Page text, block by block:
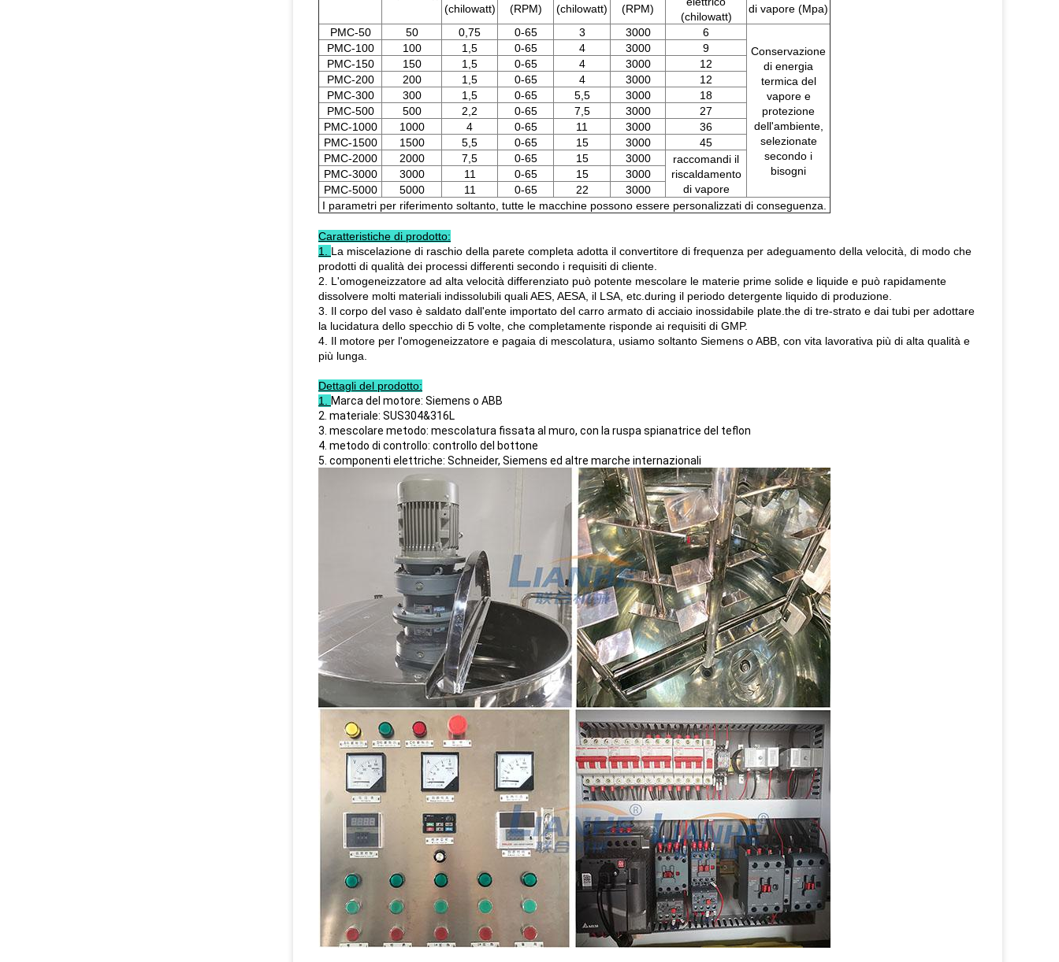
(chilowatt)
(RPM)
(chilowatt)
(RPM)
(chilowatt)
di vapore (Mpa)
PMC-50
50 0,75 0-65 3 3000
6
Conservazione
di energia
termica del
vapore e
protezione
dell'ambiente,
selezionate
secondo i
bisogni
PMC-100 100 1,5 0-65 4 3000
9
PMC-150
150 1,5 0-65 4 3000
12
PMC-200
200 1,5 0-65 4 3000
12
PMC-300
300 1,5 0-65 5,5 3000
18
PMC-500
500 2,2 0-65 7,5 3000
27
PMC-1000
1000 4 0-65 11 3000
36
PMC-1500
1500 5,5 0-65 15 3000
45
PMC-2000
2000 7,5 0-65 15 3000
raccomandi il
riscaldamento
di vapore
PMC-3000 3000 11 0-65 15
3000
PMC-5000
5000 11 0-65 22
3000
I parametri per riferimento soltanto, tutte le macchine possono essere personalizzati di conseguenza.
Caratteristiche di prodotto:
1. La miscelazione di raschio della parete completa adotta il convertitore di frequenza per adeguamento della velocità, di modo che
prodotti di qualità dei processi differenti secondo i requisiti di cliente.
2. L'omogeneizzatore ad alta velocità differenziato può potente mescolare le materie prime solide e liquide e può rapidamente
dissolvere molti materiali indissolubili quali AES, AESA, il LSA, etc.during il periodo detergente liquido di produzione.
3. Il corpo del vaso è saldato dall'ente importato del carro armato di acciaio inossidabile plate.the di tre-strato e dai tubi per adottare
la lucidatura dello specchio di 5 volte, che completamente risponde ai requisiti di GMP.
4. Il motore per l'omogeneizzatore e pagaia di mescolatura, usiamo soltanto Siemens o ABB, con vita lavorativa più di alta qualità e
più lunga.
Dettagli del prodotto:
1.
Marca del motore: Siemens o ABB
2. materiale: SUS304&316L
3. mescolare metodo: mescolatura fissata al muro, con la ruspa spianatrice del teflon
4. metodo di controllo: controllo del bottone
5. componenti elettriche: Schneider, Siemens ed altre marche internazionali